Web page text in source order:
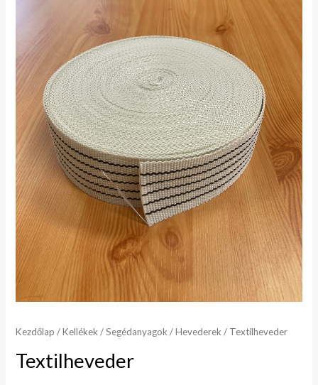
Kezdőlap /Kellékek /Segédanyagok /Hevederek / Textilheveder
Textilheveder